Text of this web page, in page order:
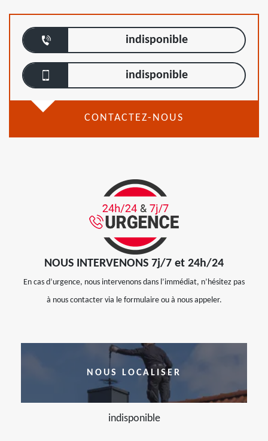
indisponible
indisponible
CONTACTEZ-NOUS
NOUS INTERVENONS 7j/7 et 24h/24
En cas d’urgence, nous intervenons dans l’immédiat, n’hésitez pas
à nous contacter via le formulaire ou à nous appeler.
NOUS LOCALISER
indisponible